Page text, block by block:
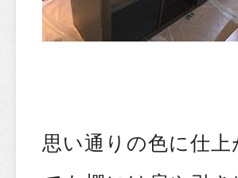
思い通りの色に仕